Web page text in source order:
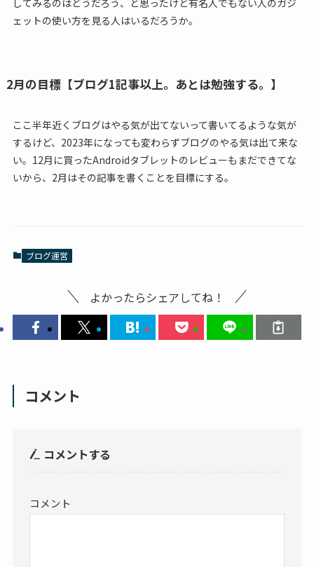
してみるのはどうだろう、と思ったけど有名人でもない人のガジ
ェットの使い方を見る人はいるだろうか。
2月の目標【ブログ1記事以上。あとは勉強する。】
ここ半年近くブログはやる気が出てないって書いてるような気が
するけど、2023年になっても変わらずブログのやる気は出て来な
い。12月に買ったAndroidタブレットのレビューもまだできてな
いから、2月はその記事を書くことを目標にする。
ブログ運営
よかったらシェアしてね！
コメント
コメントする
コメント